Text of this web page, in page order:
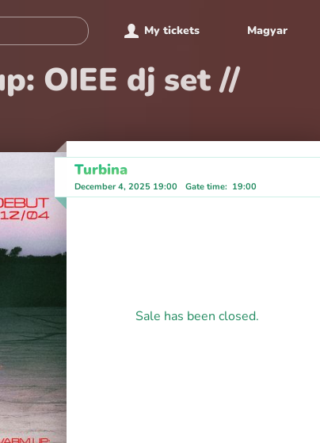
My tickets Magyar
OIEE dj set //
Turbina
December 4, 2025 19:00 Gate time: 19:00
Sale has been closed.